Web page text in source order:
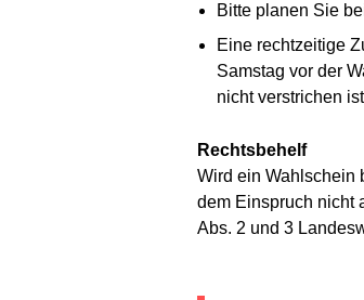
Bitte planen Sie
Eine rechtzeitige
Samstag vor der
nicht verstrichen
Rechtsbehelf
Wird ein Wahlschein
dem Einspruch nicht
Abs. 2 und 3